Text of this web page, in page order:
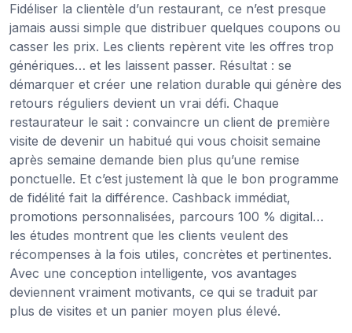
Fidéliser la clientèle d’un restaurant, ce n’est presque
jamais aussi simple que distribuer quelques coupons ou
casser les prix. Les clients repèrent vite les offres trop
génériques… et les laissent passer. Résultat : se
démarquer et créer une relation durable qui génère des
retours réguliers devient un vrai défi. Chaque
restaurateur le sait : convaincre un client de première
visite de devenir un habitué qui vous choisit semaine
après semaine demande bien plus qu’une remise
ponctuelle. Et c’est justement là que le bon programme
de fidélité fait la différence. Cashback immédiat,
promotions personnalisées, parcours 100 % digital…
les études montrent que les clients veulent des
récompenses à la fois utiles, concrètes et pertinentes.
Avec une conception intelligente, vos avantages
deviennent vraiment motivants, ce qui se traduit par
plus de visites et un panier moyen plus élevé.